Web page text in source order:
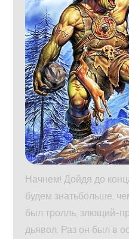
Начнем! Дойдя до
будем знатьбольше,
был тролль, злющий-
дьявол. Раз он был в